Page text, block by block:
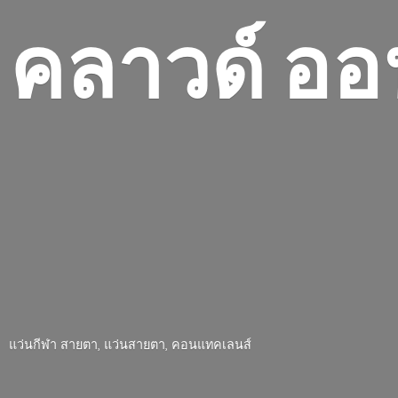
คลาวด์ อ
แว่นกีฬา สายตา, แว่นสายตา, คอนแทคเลนส์